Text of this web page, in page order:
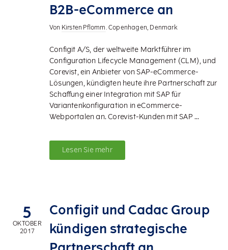
B2B-eCommerce an
Von Kirsten Pflomm. Copenhagen, Denmark
Configit A/S, der weltweite Marktführer im
Configuration Lifecycle Management (CLM), und
Corevist, ein Anbieter von SAP-eCommerce-
Lösungen, kündigten heute ihre Partnerschaft zur
Schaffung einer Integration mit SAP für
Variantenkonfiguration in eCommerce-
Webportalen an. Corevist-Kunden mit SAP ...
Lesen Sie mehr
5
OKTOBER
2017
Configit und Cadac Group
kündigen strategische